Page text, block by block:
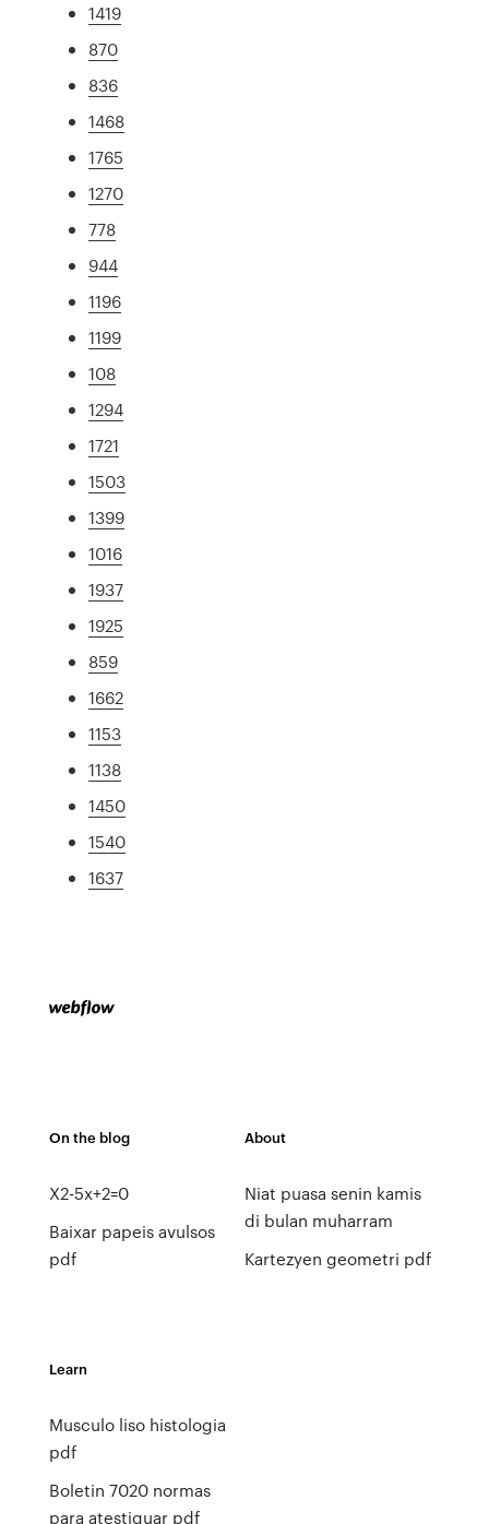
1419
870
836
1468
1765
1270
778
944
1196
1199
108
1294
1721
1503
1399
1016
1937
1925
859
1662
1153
1138
1450
1540
1637
On the blog
X2-5x+2=0
Baixar papeis avulsos
pdf
About
Niat puasa senin kamis
di bulan muharram
Kartezyen geometri pdf
Learn
Musculo liso histologia
pdf
Boletin 7020 normas
para atestiguar pdf